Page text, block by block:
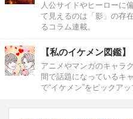
人公サイドやヒーローに
て見えるのは「影」の存
るコラム連載。
【私のイケメン図鑑】
アニメやマンガのキャラ
間で話題になっているキ
で“イケメン”をピックア